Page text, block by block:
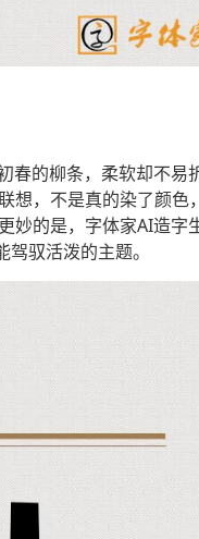
的柳条，柔软却不
，不是真的染了颜
的是，字体家AI造
驭活泼的主题。